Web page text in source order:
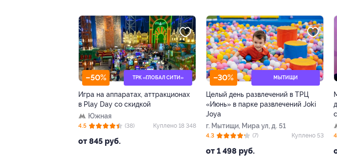
–50% ТРК «ГЛОБАЛ СИТИ»
Игра на аппаратах, аттракционах
в Play Day со скидкой
Южная
от 845 руб.
4.5 (38) Куплено 18 348
–30% МЫТИЩИ
Целый день развлечений в ТРЦ
«Июнь» в парке развлечений Joki
Joya
г. Мытищи, Мира ул, д. 51
от 1 498 руб.
4.3 (7) Куплено 53